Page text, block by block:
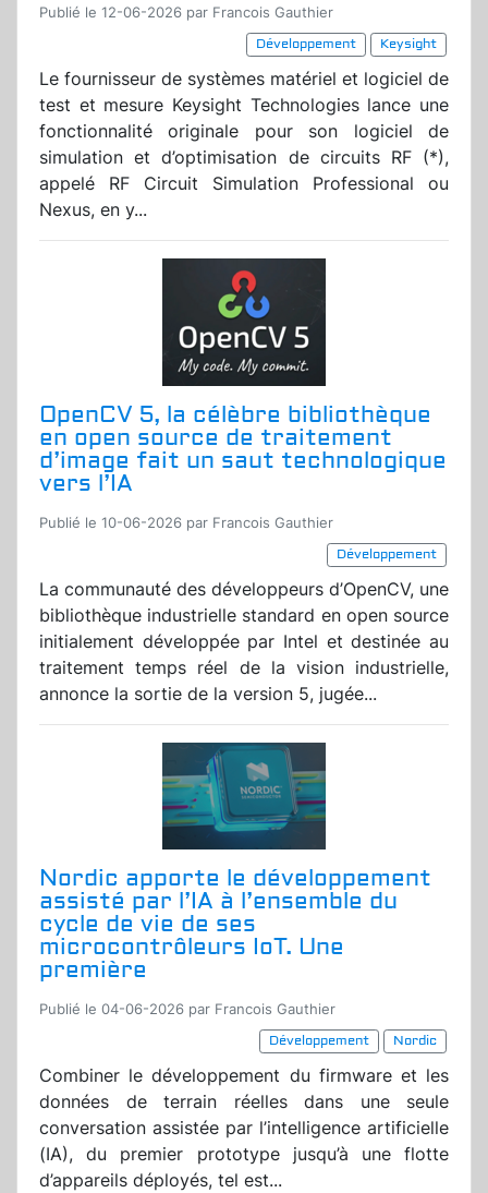
Publié le 12-06-2026 par Francois Gauthier
Développement
Keysight
Le fournisseur de systèmes matériel et logiciel de
test et mesure Keysight Technologies lance une
fonctionnalité originale pour son logiciel de
simulation et d’optimisation de circuits RF (*),
appelé RF Circuit Simulation Professional ou
Nexus, en y...
OpenCV 5, la célèbre bibliothèque
en open source de traitement
d’image fait un saut technologique
vers l’IA
Publié le 10-06-2026 par Francois Gauthier
Développement
La communauté des développeurs d’OpenCV, une
bibliothèque industrielle standard en open source
initialement développée par Intel et destinée au
traitement temps réel de la vision industrielle,
annonce la sortie de la version 5, jugée...
Nordic apporte le développement
assisté par l’IA à l’ensemble du
cycle de vie de ses
microcontrôleurs IoT. Une
première
Publié le 04-06-2026 par Francois Gauthier
Développement
Nordic
Combiner le développement du firmware et les
données de terrain réelles dans une seule
conversation assistée par l’intelligence artificielle
(IA), du premier prototype jusqu’à une flotte
d’appareils déployés, tel est...